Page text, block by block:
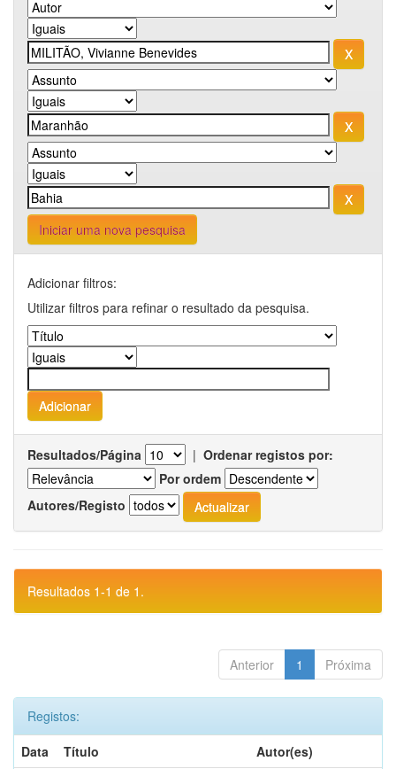
Iniciar uma nova pesquisa
Adicionar filtros:
Utilizar filtros para refinar o resultado da pesquisa.
Resultados/Página | Ordenar registos por:
Por ordem
Autores/Registo
Resultados 1-1 de 1.
Anterior 1 Próxima
Registos:
Data
Título
Autor(es)